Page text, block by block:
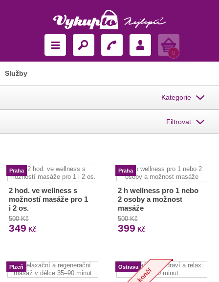
Košík
0
Služby
Kategorie
Filtrovat
Praha
2 hod. ve wellness s
možností masáže pro 1
i 2 os.
500 Kč
349 Kč
Praha
2 h wellness pro 1 nebo
2 osoby a možnost
masáže
500 Kč
399 Kč
Plzeň Ostrava